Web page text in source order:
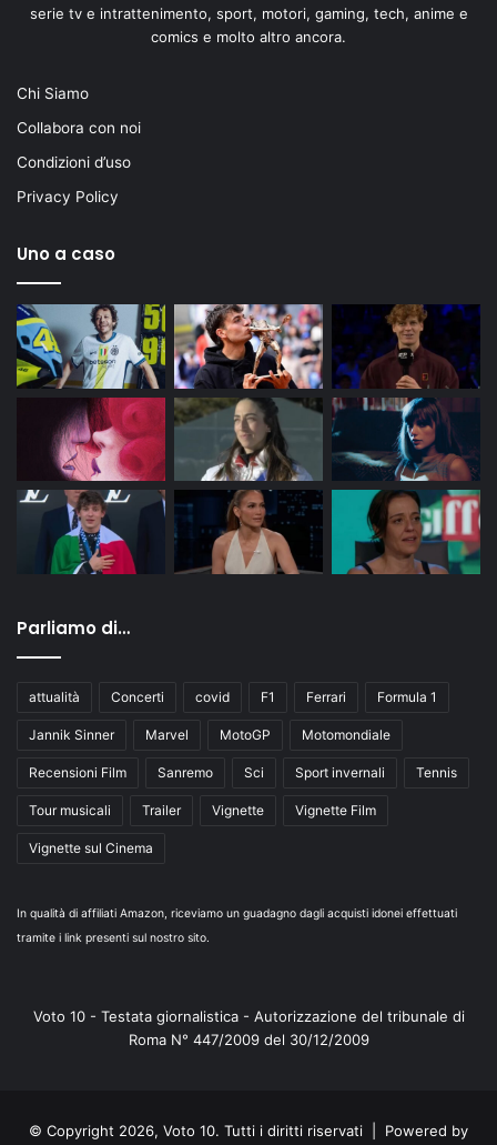
serie tv e intrattenimento, sport, motori, gaming, tech, anime e
comics e molto altro ancora.
Chi Siamo
Collabora con noi
Condizioni d’uso
Privacy Policy
Uno a caso
Parliamo di…
attualità Concerti covid F1 Ferrari Formula 1
Jannik Sinner Marvel MotoGP Motomondiale
Recensioni Film Sanremo Sci Sport invernali Tennis
Tour musicali Trailer Vignette Vignette Film
Vignette sul Cinema
In qualità di affiliati Amazon, riceviamo un guadagno dagli acquisti idonei effettuati
tramite i link presenti sul nostro sito.
Voto 10 - Testata giornalistica - Autorizzazione del tribunale di
Roma N° 447/2009 del 30/12/2009
© Copyright 2026, Voto 10. Tutti i diritti riservati | Powered by